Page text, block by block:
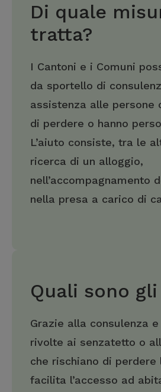
Di quale
tratta?
I Cantoni e i Comuni
da sportello di
assistenza alle persone
di perdere o hanno
L’aiuto consiste, tra le
ricerca di un alloggio,
nell’accompagnamento
nella presa a carico di
Quali sono
Grazie alla consulenza e
rivolte ai senzatetto o
che rischiano di perdere
facilita l’accesso ad